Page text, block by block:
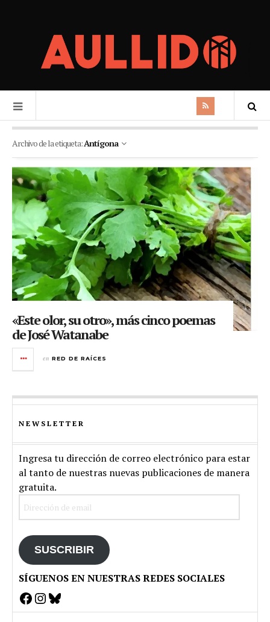
Archivo de la etiqueta:Antígona
«Este olor, su otro», más cinco poemas
de José Watanabe
en RED DE RAÍCES
NEWSLETTER
Ingresa tu dirección de correo electrónico para estar
al tanto de nuestras nuevas publicaciones de manera
gratuita.
SUSCRIBIR
SÍGUENOS EN NUESTRAS REDES SOCIALES
Facebook
Instagram
Bluesky